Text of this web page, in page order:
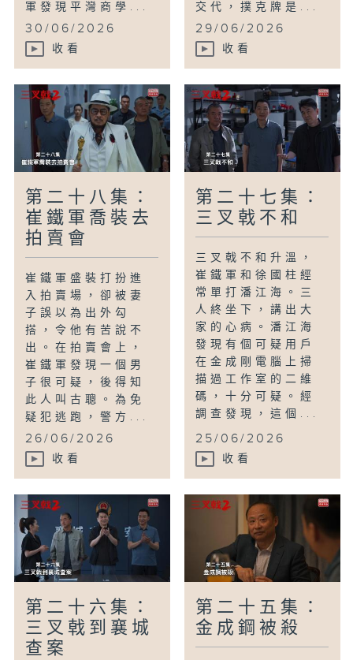
軍發現平灣商學...
30/06/2026
收看
交代，撲克牌是...
29/06/2026
收看
第二十八集：
崔鐵軍喬裝去
拍賣會
崔鐵軍盛裝打扮進
入拍賣場，卻被妻
子誤以為出外勾
搭，令他有苦說不
出。在拍賣會上，
崔鐵軍發現一個男
子很可疑，後得知
此人叫古聰。為免
疑犯逃跑，警方...
26/06/2026
收看
第二十七集：
三叉戟不和
三叉戟不和升溫，
崔鐵軍和徐國柱經
常單打潘江海。三
人終坐下，講出大
家的心病。潘江海
發現有個可疑用戶
在金成剛電腦上掃
描過工作室的二維
碼，十分可疑。經
調查發現，這個...
25/06/2026
收看
第二十六集：
三叉戟到襄城
查案
第二十五集：
金成鋼被殺